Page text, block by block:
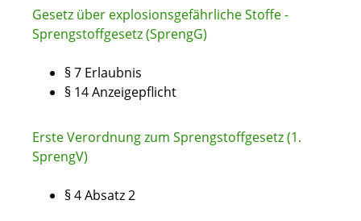
Gesetz über explosionsgefährliche Stoffe -
Sprengstoffgesetz (SprengG)
§ 7 Erlaubnis
§ 14 Anzeigepflicht
Erste Verordnung zum Sprengstoffgesetz (1.
SprengV)
§ 4 Absatz 2